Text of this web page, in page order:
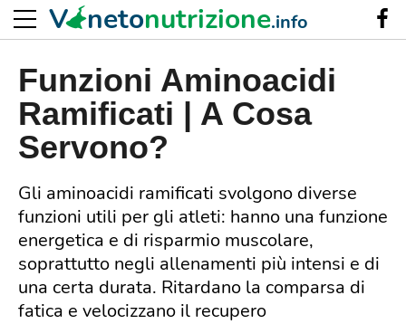
Funzioni Aminoacidi
Ramificati | A Cosa
Servono?
Gli aminoacidi ramificati svolgono diverse
funzioni utili per gli atleti: hanno una funzione
energetica e di risparmio muscolare,
soprattutto negli allenamenti più intensi e di
una certa durata. Ritardano la comparsa di
fatica e velocizzano il recupero
V netonutrizione.info